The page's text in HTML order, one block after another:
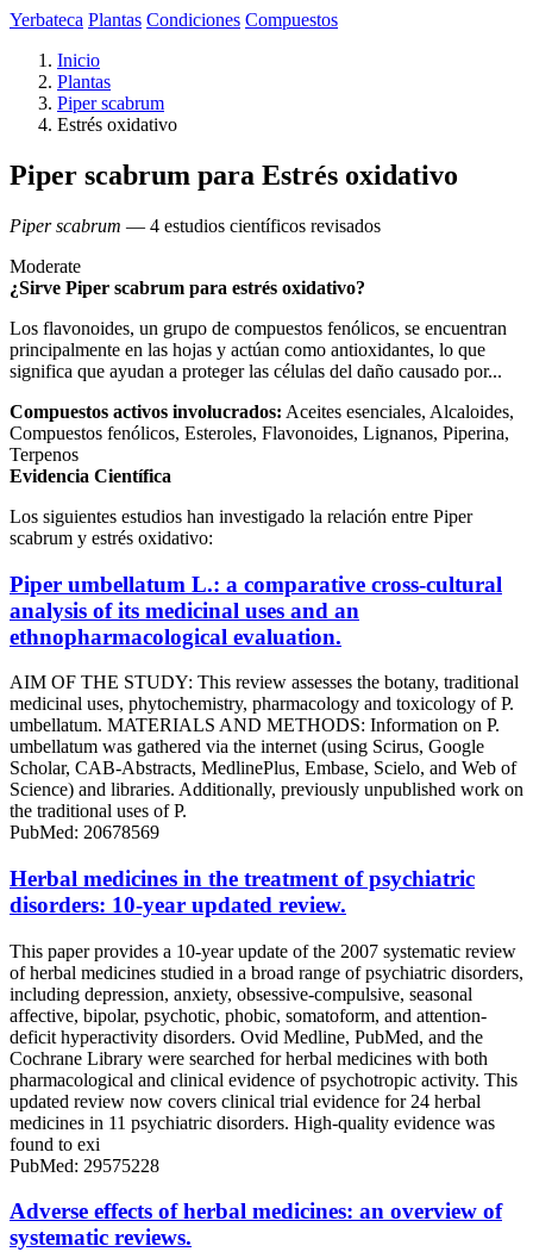
Yerbateca Plantas Condiciones Compuestos
Inicio
Plantas
Piper scabrum
Estrés oxidativo
Piper scabrum para Estrés oxidativo
Piper scabrum — 4 estudios científicos revisados
Moderate
¿Sirve Piper scabrum para estrés oxidativo?
Los flavonoides, un grupo de compuestos fenólicos, se encuentran
principalmente en las hojas y actúan como antioxidantes, lo que
significa que ayudan a proteger las células del daño causado por...
Compuestos activos involucrados: Aceites esenciales, Alcaloides,
Compuestos fenólicos, Esteroles, Flavonoides, Lignanos, Piperina,
Terpenos
Evidencia Científica
Los siguientes estudios han investigado la relación entre Piper
scabrum y estrés oxidativo:
Piper umbellatum L.: a comparative cross-cultural
analysis of its medicinal uses and an
ethnopharmacological evaluation.
AIM OF THE STUDY: This review assesses the botany, traditional
medicinal uses, phytochemistry, pharmacology and toxicology of P.
umbellatum. MATERIALS AND METHODS: Information on P.
umbellatum was gathered via the internet (using Scirus, Google
Scholar, CAB-Abstracts, MedlinePlus, Embase, Scielo, and Web of
Science) and libraries. Additionally, previously unpublished work on
the traditional uses of P.
PubMed: 20678569
Herbal medicines in the treatment of psychiatric
disorders: 10-year updated review.
This paper provides a 10-year update of the 2007 systematic review
of herbal medicines studied in a broad range of psychiatric disorders,
including depression, anxiety, obsessive-compulsive, seasonal
affective, bipolar, psychotic, phobic, somatoform, and attention-
deficit hyperactivity disorders. Ovid Medline, PubMed, and the
Cochrane Library were searched for herbal medicines with both
pharmacological and clinical evidence of psychotropic activity. This
updated review now covers clinical trial evidence for 24 herbal
medicines in 11 psychiatric disorders. High-quality evidence was
found to exi
PubMed: 29575228
Adverse effects of herbal medicines: an overview of
systematic reviews.